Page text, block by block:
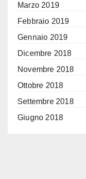
Marzo 2019
Febbraio 2019
Gennaio 2019
Dicembre 2018
Novembre 2018
Ottobre 2018
Settembre 2018
Giugno 2018